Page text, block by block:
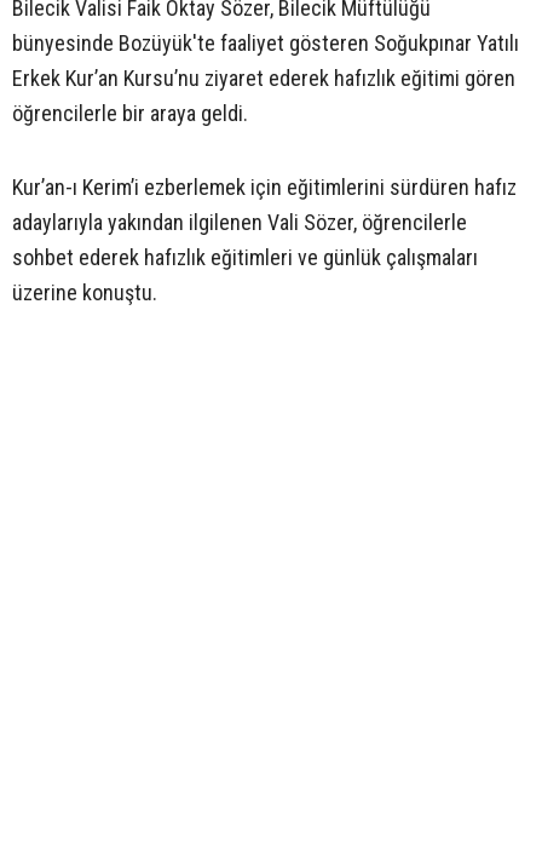
Bilecik Valisi Faik Oktay Sözer, Bilecik Müftülüğü
bünyesinde Bozüyük'te faaliyet gösteren Soğukpınar Yatılı
Erkek Kur’an Kursu’nu ziyaret ederek hafızlık eğitimi gören
öğrencilerle bir araya geldi.
Kur’an-ı Kerim’i ezberlemek için eğitimlerini sürdüren hafız
adaylarıyla yakından ilgilenen Vali Sözer, öğrencilerle
sohbet ederek hafızlık eğitimleri ve günlük çalışmaları
üzerine konuştu.